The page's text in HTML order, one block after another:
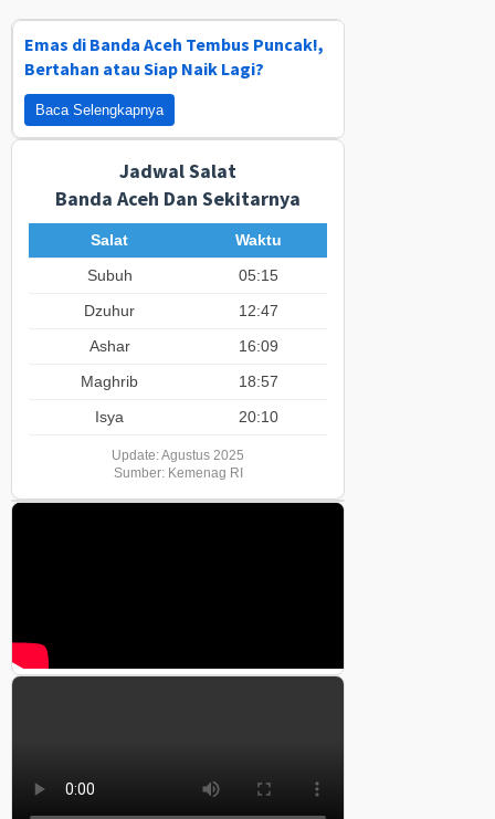
Emas di Banda Aceh Tembus Puncak!,
Bertahan atau Siap Naik Lagi?
Baca Selengkapnya
Jadwal Salat
Banda Aceh Dan Sekitarnya
Salat
Waktu
Subuh
05:15
Dzuhur
12:47
Ashar
16:09
Maghrib
18:57
Isya
20:10
Update: Agustus 2025
Sumber: Kemenag RI